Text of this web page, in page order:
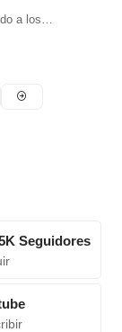
a los…
Seguidores